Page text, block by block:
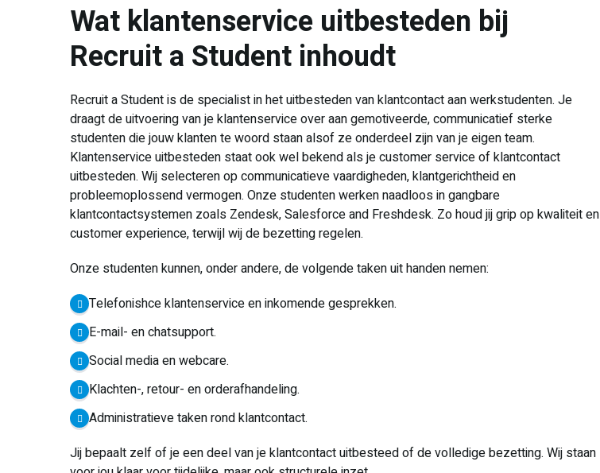
Wat klantenservice uitbesteden bij
Recruit a Student inhoudt
Recruit a Student is de specialist in het uitbesteden van klantcontact aan werkstudenten. Je
draagt de uitvoering van je klantenservice over aan gemotiveerde, communicatief sterke
studenten die jouw klanten te woord staan alsof ze onderdeel zijn van je eigen team.
Klantenservice uitbesteden staat ook wel bekend als je customer service of klantcontact
uitbesteden. Wij selecteren op communicatieve vaardigheden, klantgerichtheid en
probleemoplossend vermogen. Onze studenten werken naadloos in gangbare
klantcontactsystemen zoals Zendesk, Salesforce and Freshdesk. Zo houd jij grip op kwaliteit en
customer experience, terwijl wij de bezetting regelen.
Onze studenten kunnen, onder andere, de volgende taken uit handen nemen:
Telefonishce klantenservice en inkomende gesprekken.
E-mail- en chatsupport.
Social media en webcare.
Klachten-, retour- en orderafhandeling.
Administratieve taken rond klantcontact.
Jij bepaalt zelf of je een deel van je klantcontact uitbesteed of de volledige bezetting. Wij staan